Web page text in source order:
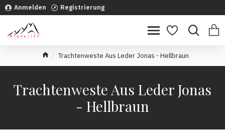
Anmelden Registrierung
Trachtenweste Aus Leder Jonas - Hellbraun
Trachtenweste Aus Leder Jonas
- Hellbraun